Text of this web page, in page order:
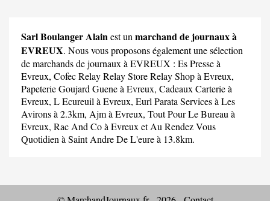
Sarl Boulanger Alainest un marchand de journaux à
EVREUX. Nous vous proposons également une sélection
de marchands de journaux à EVREUX : Es Presseà
Evreux, Cofec Relay Relay Store Relay Shopà Evreux,
Papeterie Goujard Gueneà Evreux, Cadeaux Carterieà
Evreux, L Ecureuil à Evreux, Eurl Parata Servicesà Les
Avirons à 2.3km, Ajmà Evreux, Tout Pour Le Bureau à
Evreux, Rac And Coà Evreux etAu Rendez Vous
Quotidien à Saint Andre De L'eure à 13.8km.